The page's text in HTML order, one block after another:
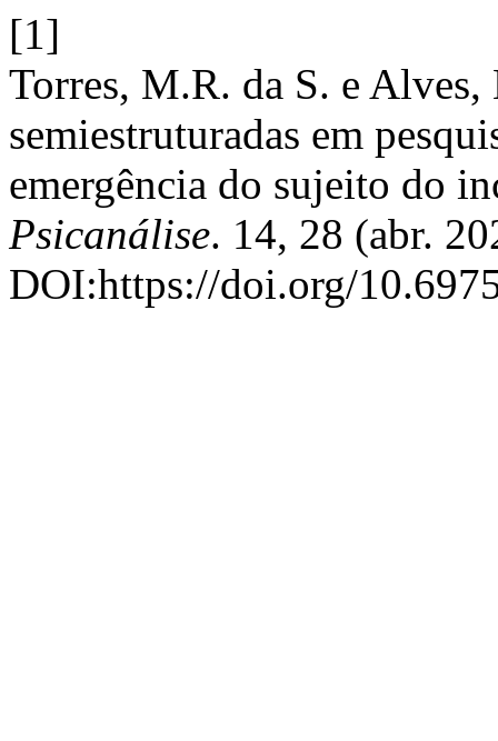
[1]
Torres, M.R. da S. e
semiestruturadas em
emergência do sujeito do
Psicanálise. 14, 28 (abr.
DOI:https://doi.org/